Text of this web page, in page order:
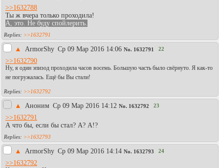
>>1632788
Ты ж вчера только проходила!
А, это. Не буду спойлерить.
>>1632791
▲ АrmоrShy Ср 09 Мар 2016 14:06 No. 1632791 22
>>1632790
Ну, я один эпизод проходила часов восемь. Большую часть было свёрнуто. Я как-то
не погружалась. Ещё бы Вы стали!
>>1632792
▲ Аноним Ср 09 Мар 2016 14:12 No. 1632792 23
>>1632791
А что бы, если бы стал? А? А!?
>>1632793
▲ АrmоrShy Ср 09 Мар 2016 14:14 No. 1632793 24
>>1632792